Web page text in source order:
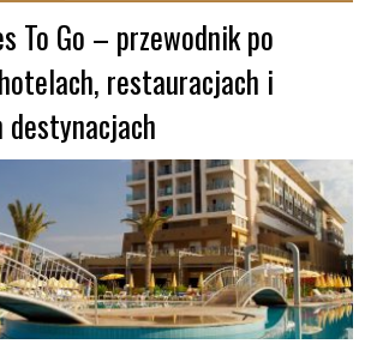
To Go – przewodnik po
restauracjach i